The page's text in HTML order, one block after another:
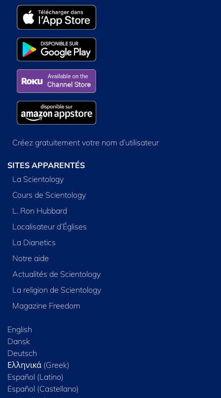
Créez gratuitement votre nom d’utilisateur
SITES APPARENTÉS
La Scientology
Cours de Scientology
L. Ron Hubbard
Localisateur d’Églises
La Dianetics
Notre aide
Actualités de Scientology
La religion de Scientology
Magazine Freedom
English
Dansk
Deutsch
Ελληνικά (Greek)
Español (Latino)
Español (Castellano)